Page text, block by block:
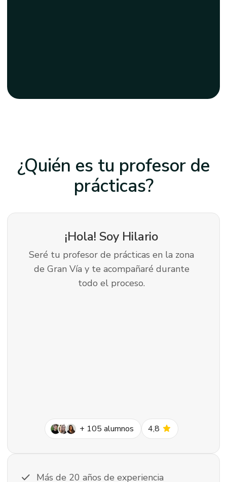
¿Quién es tu profesor de
prácticas?
check Más de 20 años de experiencia
¡Hola! Soy Hilario
Seré tu profesor de prácticas en la zona
de Gran Vía y te acompañaré durante
todo el proceso.
+ 105 alumnos 4,8 star